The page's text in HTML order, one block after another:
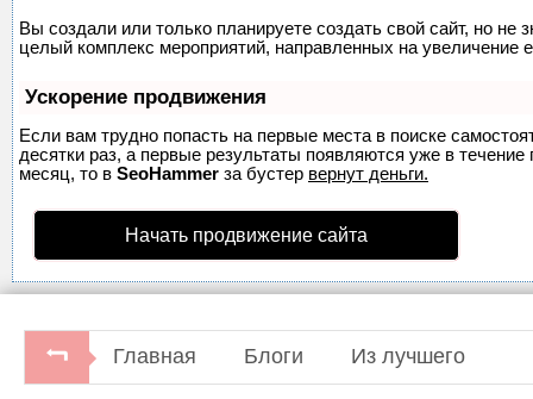
Вы создали или только планируете создать свой сайт, но не
целый комплекс мероприятий, направленных на увеличение
Ускорение продвижения
Если вам трудно попасть на первые места в поиске
десятки раз, а первые результаты появляются уже в
месяц, то в SeoHammer за бустер вернут деньги.
Начать продвижение сайта
Главная Блоги Из лучшего